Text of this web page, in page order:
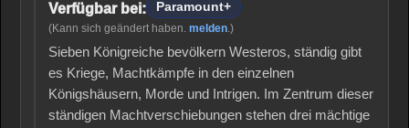
Verfügbar bei: Paramount+
(Kann sich geändert haben. melden.)
Sieben Königreiche bevölkern Westeros, ständig gibt
es Kriege, Machtkämpfe in den einzelnen
Königshäusern, Morde und Intrigen. Im Zentrum dieser
ständigen Machtverschiebungen stehen drei mächtige